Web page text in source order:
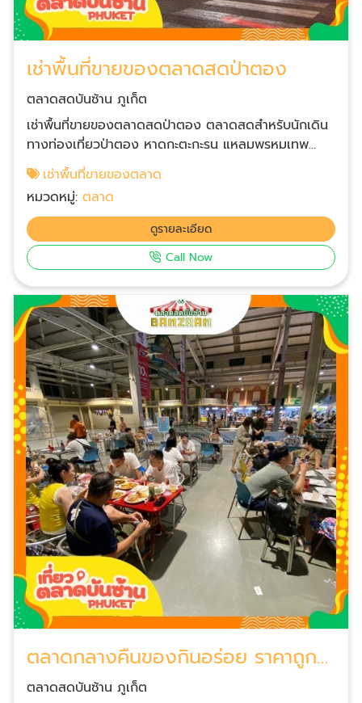
เช่าพื้นที่ขายของตลาดสดป่าตอง
ตลาดสดบันซ้าน ภูเก็ต
เช่าพื้นที่ขายของตลาดสดป่าตอง ตลาดสดสำหรับนักเดิน
ทางท่องเที่ยวป่าตอง หาดกะตะกะรน แหลมพรหมเทพ
จำหน่ายอาหารทะเล, ผักผลไม้, ขนม, เครื่องดื่มและอาหารส
ตรีทฟู้ดมากมาย ตลาดขนาดใหญ่และสวยหรูสุดๆ ของป่า
ตองที่เปิดตลอดทั้งวัน เห็นแล้วต้องว๊าว ห้ามพลาดที่จะ
แชะภาพกับตึกสถาปัตยกรรมสไตล์โมเดิร์นผสมชิโนโปรตุกีส
สูง 2 ชั้น ตลาดสดหาของง่ายได้ของเร็ว เพราะจัดระเบียบ
แผงแยกตามโซน, ที่มีพื้นที่ให้จอดรถกว้างขวาง, ห้องน้ำ
สะอาดได้มาตรฐาน (HAS) และห้องละหมาดสำหรับพี่น้อง
ชาวมุสลิม ตลาดสดใกล้ฉันป่าตอง ภูเก็ต สำหรับนักเดิน
ทางท่องเที่ยว ป่าตอง หาดกะตะกะรน แหลมพรหมเทพ มา
ให้ถึงป่าตองต้องแวะตลาดสดบันซ้าน เป็นตลาดใหญ่และ
สวยหรูสุดๆ ของป่าตอง เปิดให้บริการทุกวัน เวลา 06.00
- 24.00 น.
เช่าพื้นที่ขายของตลาด
หมวดหมู่:ตลาด
ดูรายละเอียด
Call Now
ตลาดกลางคืนของกินอร่อย ราคาถูก
ภูเก็ตป่าตอง
ตลาดสดบันซ้าน ภูเก็ต